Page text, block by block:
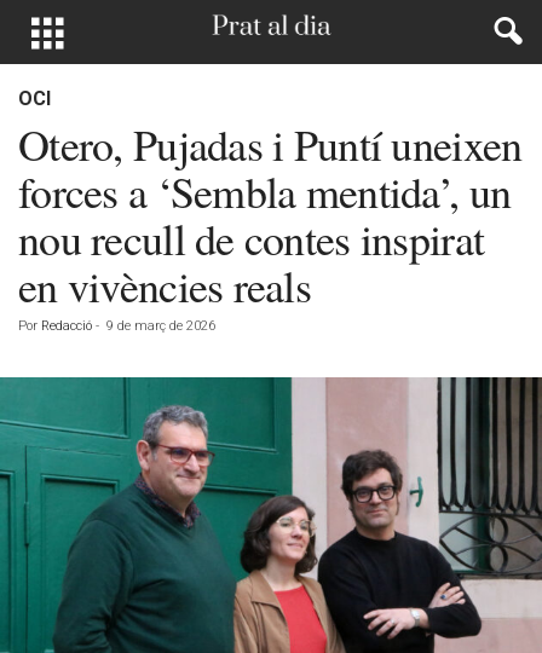
OCI
Otero, Pujadas i Puntí uneixen
forces a ‘Sembla mentida’, un
nou recull de contes inspirat
en vivències reals
Por Redacció - 9 de març de 2026